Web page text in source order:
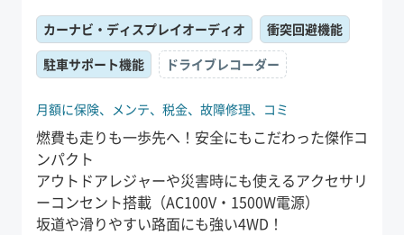
月額に保険、 メンテ、 税金、 故障修理、 コミ
燃費も走りも一歩先へ！安全にもこだわった傑作コ
ンパクト
アウトドアレジャーや災害時にも使えるアクセサリ
ーコンセント搭載（AC100V・1500W電源）
坂道や滑りやすい路面にも強い4WD！
カーナビ・ディスプレイオーディオ
衝突回避機能
駐車サポート機能
ドライブレコーダー